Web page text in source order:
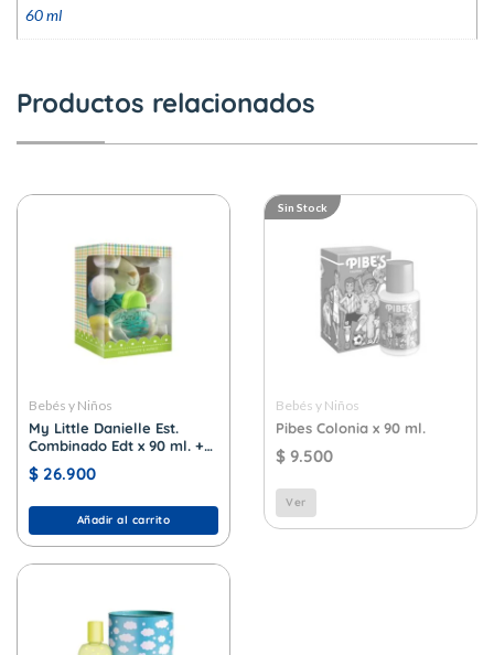
60 ml
Productos relacionados
Bebés y Niños
My Little Danielle Est.
Combinado Edt x 90 ml. +
Muñeco Conejo
$ 26.900
Añadir al carrito
Sin Stock
Bebés y Niños
Pibes Colonia x 90 ml.
$ 9.500
Ver